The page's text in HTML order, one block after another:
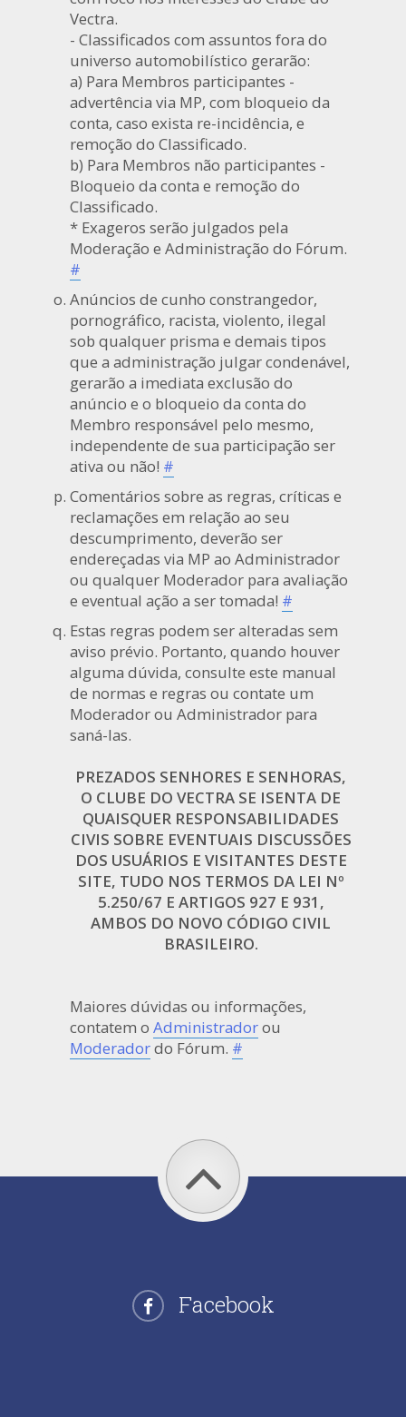
Vectra.
- Classificados com assuntos fora do
universo automobilístico gerarão:
a) Para Membros participantes -
advertência via MP, com bloqueio da
conta, caso exista re-incidência, e
remoção do Classificado.
b) Para Membros não participantes -
Bloqueio da conta e remoção do
Classificado.
* Exageros serão julgados pela
Moderação e Administração do Fórum.
#
Anúncios de cunho constrangedor,
pornográfico, racista, violento, ilegal
sob qualquer prisma e demais tipos
que a administração julgar condenável,
gerarão a imediata exclusão do
anúncio e o bloqueio da conta do
Membro responsável pelo mesmo,
independente de sua participação ser
ativa ou não! #
Comentários sobre as regras, críticas e
reclamações em relação ao seu
descumprimento, deverão ser
endereçadas via MP ao Administrador
ou qualquer Moderador para avaliação
e eventual ação a ser tomada! #
Estas regras podem ser alteradas sem
aviso prévio. Portanto, quando houver
alguma dúvida, consulte este manual
de normas e regras ou contate um
Moderador ou Administrador para
saná-las.
PREZADOS SENHORES E SENHORAS,
O CLUBE DO VECTRA SE ISENTA DE
QUAISQUER RESPONSABILIDADES
CIVIS SOBRE EVENTUAIS DISCUSSÕES
DOS USUÁRIOS E VISITANTES DESTE
SITE, TUDO NOS TERMOS DA LEI Nº
5.250/67 E ARTIGOS 927 E 931,
AMBOS DO NOVO CÓDIGO CIVIL
BRASILEIRO.
Maiores dúvidas ou informações,
contatem oAdministradorou
Moderadordo Fórum. #
Facebook